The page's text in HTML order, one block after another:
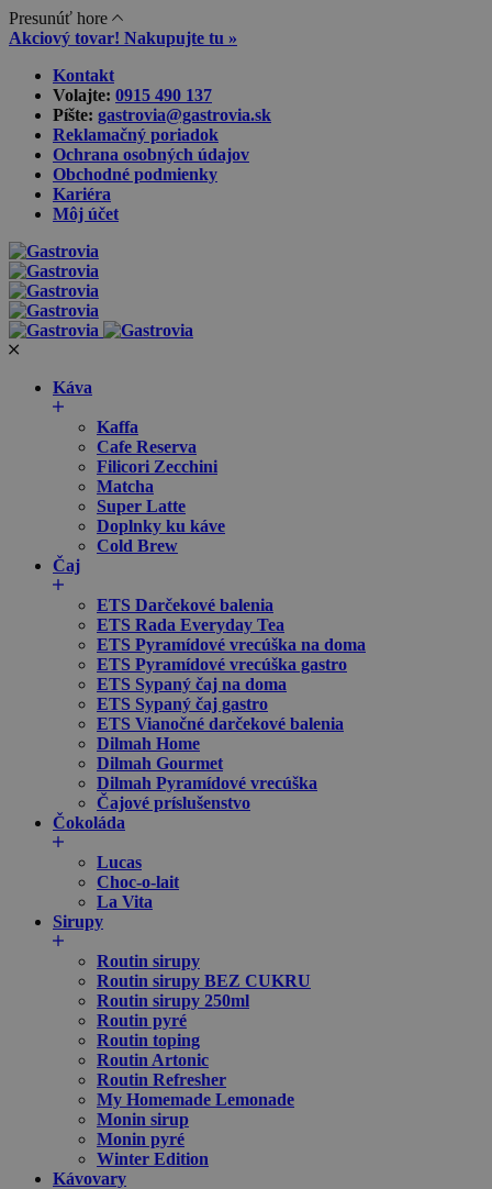
Presunúť hore
Akciový tovar! Nakupujte tu »
content
Kontakt
Volajte: 0915 490 137‬
Píšte: gastrovia@gastrovia.sk‬
Reklamačný poriadok
Ochrana osobných údajov
Obchodné podmienky
Kariéra
Môj účet
Káva
Kaffa
Cafe Reserva
Filicori Zecchini
Matcha
Super Latte
Doplnky ku káve
Cold Brew
Čaj
ETS Darčekové balenia
ETS Rada Everyday Tea
ETS Pyramídové vrecúška na doma
ETS Pyramídové vrecúška gastro
ETS Sypaný čaj na doma
ETS Sypaný čaj gastro
ETS Vianočné darčekové balenia
Dilmah Home
Dilmah Gourmet
Dilmah Pyramídové vrecúška
Čajové príslušenstvo
Čokoláda
Lucas
Choc-o-lait
La Vita
Sirupy
Routin sirupy
Routin sirupy BEZ CUKRU
Routin sirupy 250ml
Routin pyré
Routin toping
Routin Artonic
Routin Refresher
My Homemade Lemonade
Monin sirup
Monin pyré
Winter Edition
Kávovary